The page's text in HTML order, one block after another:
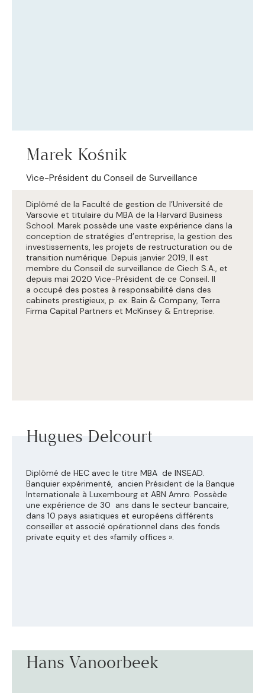
Marek Kośnik
Vice-Président du Conseil de Surveillance
Diplômé de la Faculté de gestion de l’Université de
Varsovie et titulaire du MBA de la Harvard Business
School. Marek possède une vaste expérience dans la
conception de stratégies d’entreprise, la gestion des
investissements, les projets de restructuration ou de
transition numérique. Depuis janvier 2019, Il est
membre du Conseil de surveillance de Ciech S.A., et
depuis mai 2020 Vice-Président de ce Conseil. Il
a occupé des postes à responsabilité dans des
cabinets prestigieux, p. ex. Bain & Company, Terra
Firma Capital Partners et McKinsey & Entreprise.
Hugues Delcourt
Diplômé de HEC avec le titre MBA de INSEAD.
Banquier expérimenté, ancien Président de la Banque
Internationale à Luxembourg et ABN Amro. Possède
une expérience de 30 ans dans le secteur bancaire,
dans 10 pays asiatiques et européens différents
conseiller et associé opérationnel dans des fonds
private equity et des «family offices ».
Hans Vanoorbeek